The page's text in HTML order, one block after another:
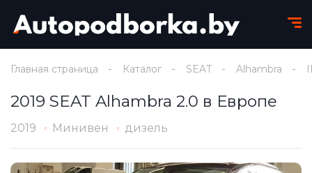
Главная страница Каталог SEAT Alhambra
2019 SEAT Alhambra 2.0 в Европе
2019 Минивен дизель